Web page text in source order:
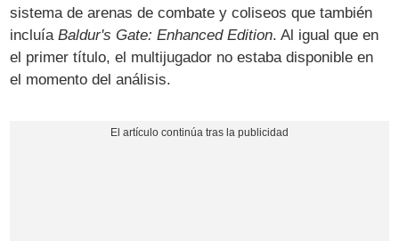
sistema de arenas de combate y coliseos que también
incluíaBaldur's Gate: Enhanced Edition. Al igual que en
el primer título, el multijugador no estaba disponible en
el momento del análisis.